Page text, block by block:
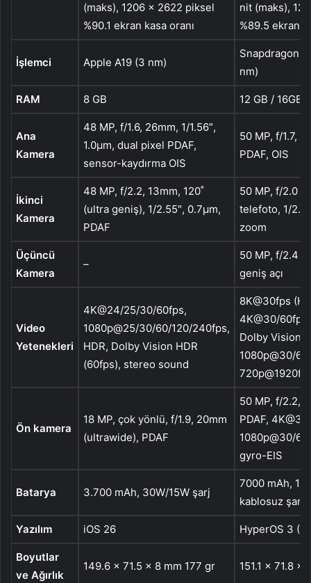
(maks), 1206 x 2622 piksel
%90.1 ekran kasa oranı
nit (maks),
%89.5 ekran
İşlemci Apple A19 (3 nm)
Snapdragon
nm)
RAM 8 GB 12 GB / 16GB
Ana
Kamera
48 MP, f/1.6, 26mm, 1/1.56″,
1.0µm, dual pixel PDAF,
sensor-kaydırma OIS
50 MP, f/1.7,
PDAF, OIS
İkinci
Kamera
48 MP, f/2.2, 13mm, 120˚
(ultra geniş), 1/2.55″, 0.7µm,
PDAF
50 MP, f/2.0
telefoto, 1/
zoom
Üçüncü
Kamera
–
50 MP, f/2.4
geniş açı
Video
Yetenekleri
4K@24/25/30/60fps,
1080p@25/30/60/120/240fps,
HDR, Dolby Vision HDR
(60fps), stereo sound
8K@30fps
4K@30/60fps
Dolby Vision
1080p@30/
Ön kamera
18 MP, çok yönlü, f/1.9, 20mm
(ultrawide), PDAF
50 MP, f/2.2,
PDAF,
1080p@30/
gyro-EIS
Batarya 3.700 mAh, 30W/15W şarj
7000 mAh,
kablosuz şarj
Yazılım iOS 26 HyperOS 3
Boyutlar
ve Ağırlık
149.6 x 71.5 x 8 mm 177 gr 151.1 x 71.8 x